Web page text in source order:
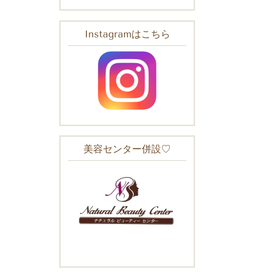
Instagramはこちら
美容センター併設♡